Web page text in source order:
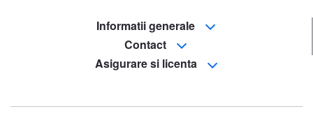
Informatii generale
Contact
Asigurare si licenta